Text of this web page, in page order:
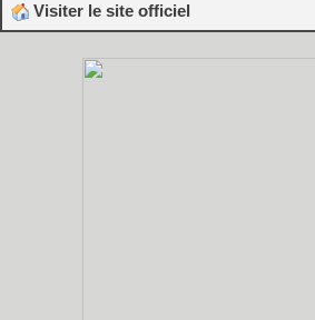
Visiter le site officiel